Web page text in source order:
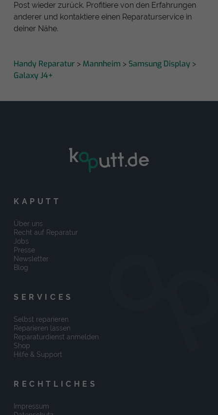
Post wieder zurück. Profitiere von den Erfahrungen
anderer und kontaktiere einen Reparaturservice in
deiner Nähe.
Handy Reparatur > Mannheim > Samsung Display >
Galaxy J4+
KAPUTT
Über uns
Recht auf Reparatur
Jobs
Presse
Newsletter
Blog
SERVICES
Selbst reparieren
Reparieren lassen
Reparaturdienst anmelden
Shop
Hilfe & Support
RECHTLICHES
Impressum